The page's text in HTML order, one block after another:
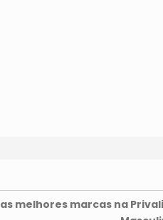
melhores marcas na